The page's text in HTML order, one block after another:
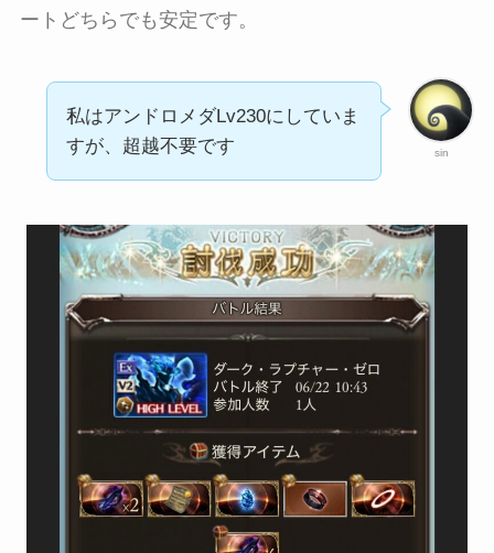
ートどちらでも安定です。
sin
私はアンドロメダLv230にしていま
すが、超越不要です